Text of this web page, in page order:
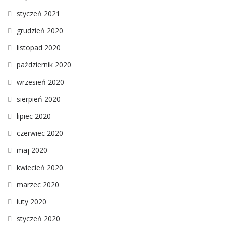
styczeń 2021
grudzień 2020
listopad 2020
październik 2020
wrzesień 2020
sierpień 2020
lipiec 2020
czerwiec 2020
maj 2020
kwiecień 2020
marzec 2020
luty 2020
styczeń 2020